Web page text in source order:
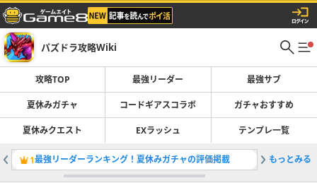
パズドラ攻略Wiki
攻略TOP 最強リーダー 最強サブ
夏休みガチャ コードギアスコラボ ガチャおすすめ
夏休みクエスト EXラッシュ テンプレ一覧
1最強リーダーランキング！夏休みガチャの評価掲載 2夏休み
もっとみる